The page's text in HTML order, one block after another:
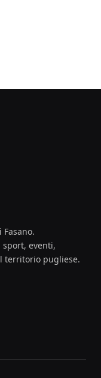
eventi,
territorio pugliese.